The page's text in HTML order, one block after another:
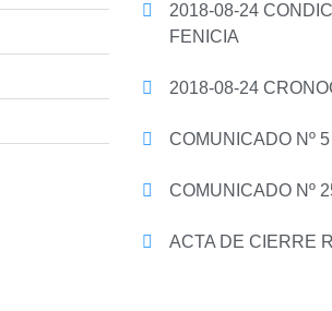
2018-08-24
FENICIA
2018-08-24
COMUNICADO Nº 5
COMUNICADO Nº
ACTA DE CIERRE